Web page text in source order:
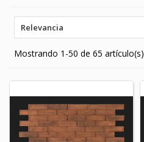
Relevancia
Mostrando 1-50 de 65 artículo(s)